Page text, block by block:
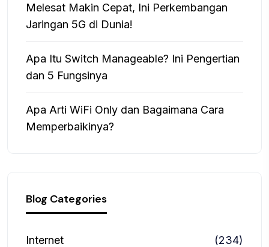
Melesat Makin Cepat, Ini Perkembangan
Jaringan 5G di Dunia!
Apa Itu Switch Manageable? Ini Pengertian
dan 5 Fungsinya
Apa Arti WiFi Only dan Bagaimana Cara
Memperbaikinya?
Blog Categories
Internet (234)